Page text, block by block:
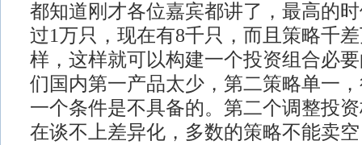
都知道刚才各位嘉宾都讲了，最高的
过1万只，现在有8千只，而且策略千
样，这样就可以构建一个投资组合必
们国内第一产品太少，第二策略单一
一个条件是不具备的。第二个调整投
在谈不上差异化，多数的策略不能卖